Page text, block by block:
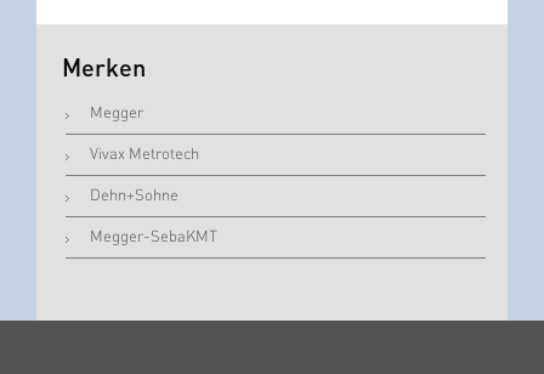
Merken
Megger
Vivax Metrotech
Dehn+Sohne
Megger-SebaKMT